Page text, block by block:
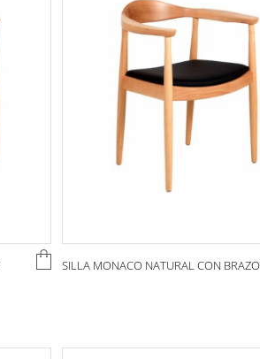
SILLA MONACO NATURAL CON BRAZO